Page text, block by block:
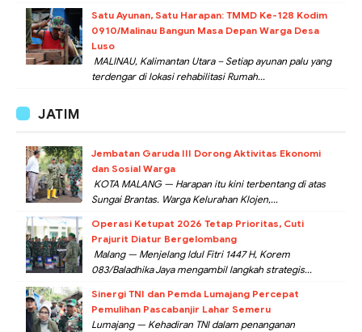
Satu Ayunan, Satu Harapan: TMMD Ke-128 Kodim
0910/Malinau Bangun Masa Depan Warga Desa
Luso
MALINAU, Kalimantan Utara – Setiap ayunan palu yang
terdengar di lokasi rehabilitasi Rumah...
JATIM
Jembatan Garuda III Dorong Aktivitas Ekonomi
dan Sosial Warga
KOTA MALANG — Harapan itu kini terbentang di atas
Sungai Brantas. Warga Kelurahan Klojen,...
Operasi Ketupat 2026 Tetap Prioritas, Cuti
Prajurit Diatur Bergelombang
Malang — Menjelang Idul Fitri 1447 H, Korem
083/Baladhika Jaya mengambil langkah strategis...
Sinergi TNI dan Pemda Lumajang Percepat
Pemulihan Pascabanjir Lahar Semeru
Lumajang — Kehadiran TNI dalam penanganan